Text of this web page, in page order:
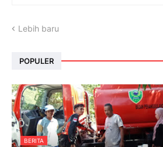
Lebih baru
POPULER
BERITA